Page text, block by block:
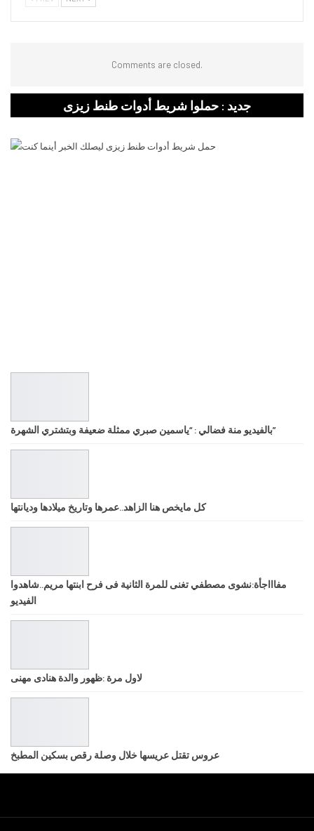
Comments are closed.
جديد : حملوا شريط أدوات طنط زيزى
بالفيديو منة فضالي : “ياسمين صبري ممثلة ضعيفة وبتشتري الشهرة”
كل مايخص هنا الزاهد..عمرها وتاريخ ميلادها وديانتها
مفاااجأة:نشوى مصطفي تغنى للمرة الثانية فى فرح ابنتها مريم..شاهدوا
الفيديو
لاول مرة :ظهور والدة هنادى مهنى
عروس تقتل عريسها خلال وصلة رقص بسكين المطبخ